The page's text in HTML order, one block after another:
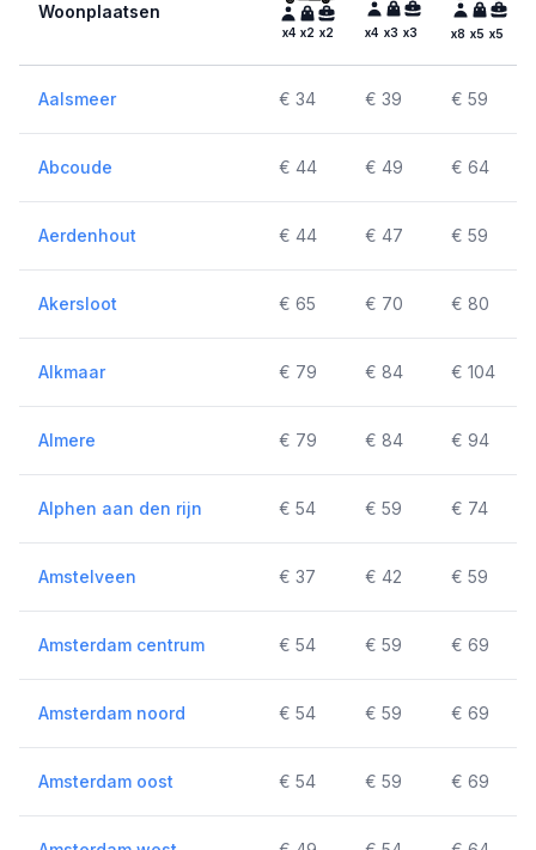
Woonplaatsen
x4 x2 x2 x4 x3 x3 x8 x5 x5
Aalsmeer € 34 € 39 € 59
Abcoude € 44 € 49 € 64
Aerdenhout € 44 € 47 € 59
Akersloot € 65 € 70 € 80
Alkmaar € 79 € 84 € 104
Almere € 79 € 84 € 94
Alphen aan den rijn € 54 € 59 € 74
Amstelveen € 37 € 42 € 59
Amsterdam centrum € 54 € 59 € 69
Amsterdam noord € 54 € 59 € 69
Amsterdam oost € 54 € 59 € 69